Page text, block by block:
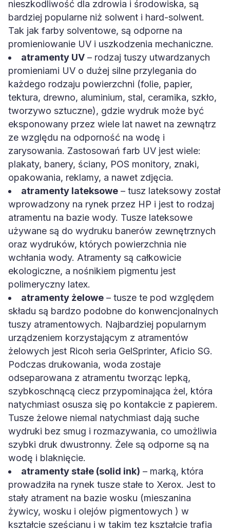
nieszkodliwość dla zdrowia i środowiska, są
bardziej popularne niż solwent i hard-solwent.
Tak jak farby solventowe, są odporne na
promieniowanie UV i uszkodzenia mechaniczne.
atramenty UV – rodzaj tuszy utwardzanych
promieniami UV o dużej silne przylegania do
każdego rodzaju powierzchni (folie, papier,
tektura, drewno, aluminium, stal, ceramika, szkło,
tworzywo sztuczne), gdzie wydruk może być
eksponowany przez wiele lat nawet na zewnątrz
ze względu na odporność na wodę i
zarysowania. Zastosowań farb UV jest wiele:
plakaty, banery, ściany, POS monitory, znaki,
opakowania, reklamy, a nawet zdjęcia.
atramenty lateksowe – tusz lateksowy został
wprowadzony na rynek przez HP i jest to rodzaj
atramentu na bazie wody. Tusze lateksowe
używane są do wydruku banerów zewnętrznych
oraz wydruków, których powierzchnia nie
wchłania wody. Atramenty są całkowicie
ekologiczne, a nośnikiem pigmentu jest
polimeryczny latex.
atramenty żelowe – tusze te pod względem
składu są bardzo podobne do konwencjonalnych
tuszy atramentowych. Najbardziej popularnym
urządzeniem korzystającym z atramentów
żelowych jest Ricoh seria GelSprinter, Aficio SG.
Podczas drukowania, woda zostaje
odseparowana z atramentu tworząc lepką,
szybkoschnącą ciecz przypominająca żel, która
natychmiast osusza się po kontakcie z papierem.
Tusze żelowe niemal natychmiast dają suche
wydruki bez smug i rozmazywania, co umożliwia
szybki druk dwustronny. Żele są odporne są na
wodę i blaknięcie.
atramenty stałe (solid ink) – marką, która
prowadziła na rynek tusze stałe to Xerox. Jest to
stały atrament na bazie wosku (mieszanina
żywicy, wosku i olejów pigmentowych ) w
kształcie sześcianu i w takim tez kształcie trafia